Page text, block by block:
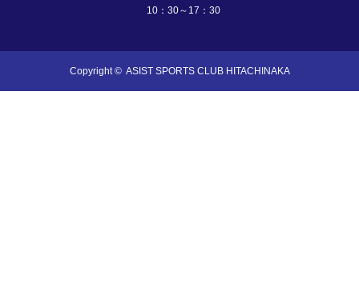
10：30～17：30
Copyright © ASIST SPORTS CLUB HITACHINAKA